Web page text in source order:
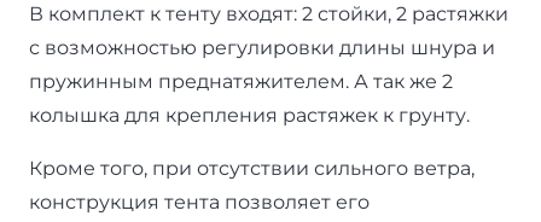
В комплект к тенту входят: 2 стойки, 2 растяжки
с возможностью регулировки длины шнура и
пружинным преднатяжителем. А так же 2
колышка для крепления растяжек к грунту.
Кроме того, при отсутствии сильного ветра,
конструкция тента позволяет его